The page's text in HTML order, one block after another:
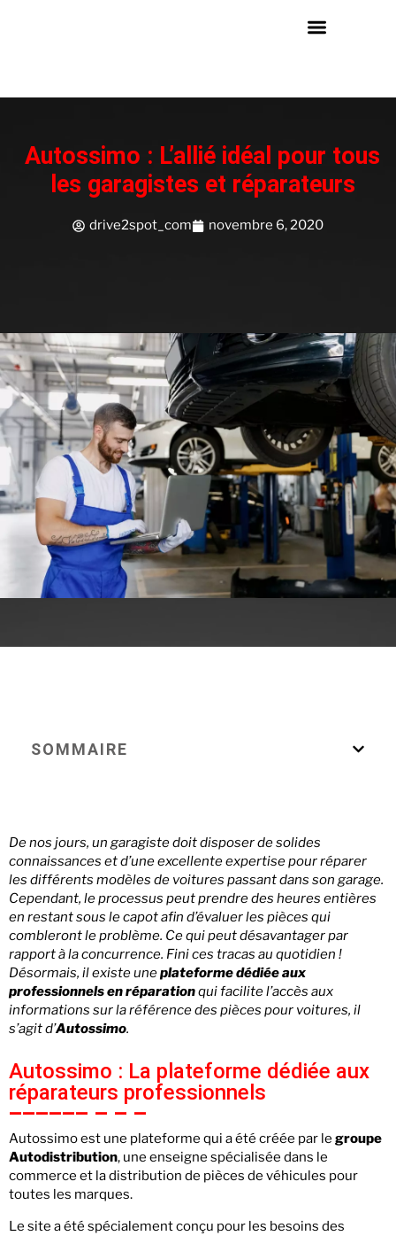
Autossimo : L’allié idéal pour tous
les garagistes et réparateurs
drive2spot_com novembre 6, 2020
SOMMAIRE
De nos jours, un garagiste doit disposer de solides
connaissances et d’une excellente expertise pour réparer
les différents modèles de voitures passant dans son garage.
Cependant, le processus peut prendre des heures entières
en restant sous le capot afin d’évaluer les pièces qui
combleront le problème. Ce qui peut désavantager par
rapport à la concurrence. Fini ces tracas au quotidien !
Désormais, il existe uneplateforme dédiée aux
professionnels en réparationqui facilite l’accès aux
informations sur la référence des pièces pour voitures, il
s’agit d’Autossimo.
Autossimo : La plateforme dédiée aux
réparateurs professionnels
Autossimo est une plateforme qui a été créée par le groupe
Autodistribution, une enseigne spécialisée dans le
commerce et la distribution de pièces de véhicules pour
toutes les marques.
Le site a été spécialement conçu pour les besoins des